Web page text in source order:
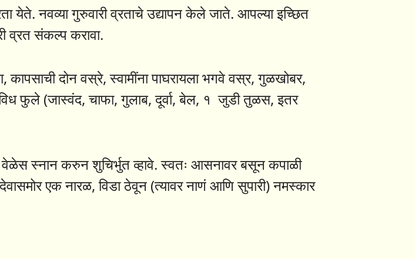
येते. नवव्या गुरुवारी व्रताचे उद्यापन केले जाते. आपल्या इच्छित
व्रत संकल्प करावा.
कापसाची दोन वस्रे, स्वामींना पाघरायला भगवे वस्र, गुळखोबर,
फुले (जास्वंद, चाफा, गुलाब, दूर्वा, बेल, १ जुडी तुळस, इतर
वेळेस स्नान करुन शुचिर्भुत व्हावे. स्वतः आसनावर बसून कपाळी
एक नारळ, विडा ठेवून (त्यावर नाणं आणि सुपारी) नमस्कार